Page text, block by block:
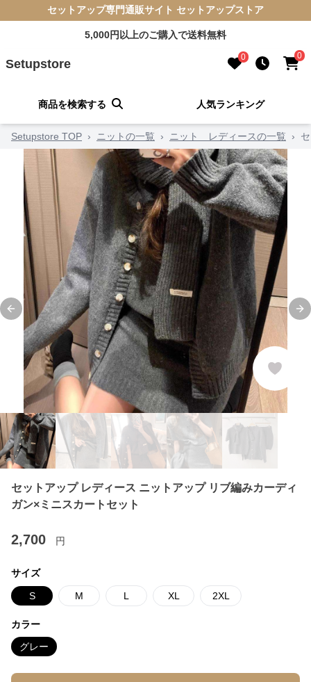
セットアップ専門通販サイト セットアップストア
5,000円以上のご購入で送料無料
Setupstore 0 0
商品を検索する 人気ランキング
Setupstore TOP › ニットの一覧 › ニット レディースの一覧 ›
Previous slide
セットアップ レディース ニットアップ リブ編みカーディ
ガン×ミニスカートセット
2,700 円
サイズ
S M L XL 2XL
カラー
グレー